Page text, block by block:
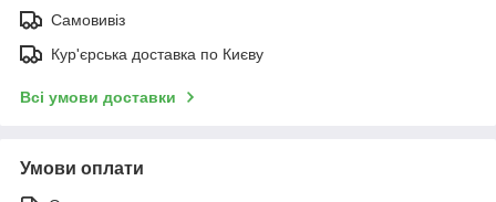
Самовивіз
Кур'єрська доставка по Києву
Всі умови доставки
Умови оплати